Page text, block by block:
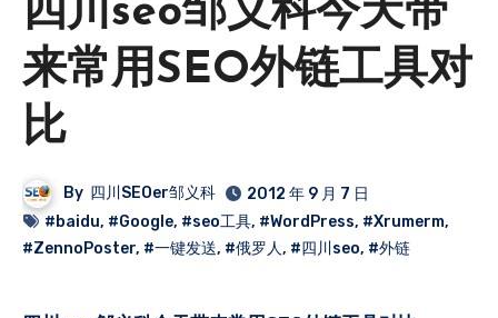
四川seo邹义科今天带
来常用SEO外链工具对
比
By 四川SEOer邹义科
2012 年 9 月 7 日
#baidu, #Google, #seo工具, #WordPress, #Xrumerm,
#ZennoPoster, #一键发送, #俄罗人, #四川seo, #外链